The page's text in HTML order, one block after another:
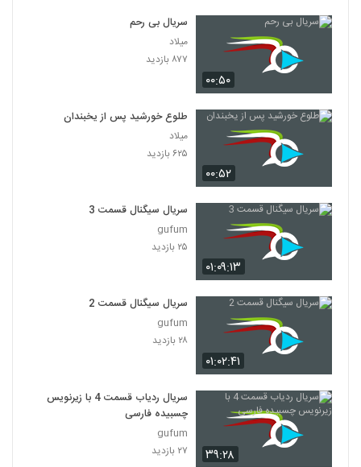
۰۰:۵۰
سریال بی رحم
میلاد
۸۷۷ بازدید
۰۰:۵۲
طلوع خورشید پس از یخبندان
میلاد
۶۲۵ بازدید
۰۱:۰۹:۱۳
سریال سیگنال قسمت 3
gufum
۲۵ بازدید
۰۱:۰۲:۴۱
سریال سیگنال قسمت 2
gufum
۲۸ بازدید
۳۹:۲۸
سریال ردیاب قسمت 4 با زیرنویس
چسبیده فارسی
gufum
۲۷ بازدید